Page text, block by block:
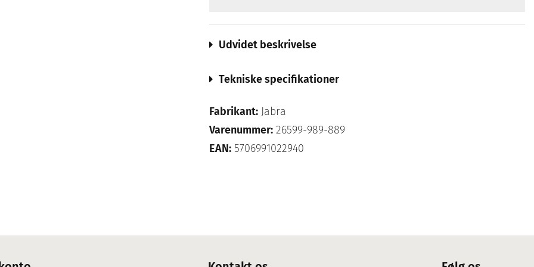
Udvidet beskrivelse
Tekniske specifikationer
Fabrikant: Jabra
Varenummer: 26599-989-889
EAN: 5706991022940